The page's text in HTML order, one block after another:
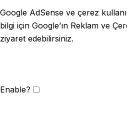
Google AdSense ve çerez
bilgi için Google’ın Reklam ve
ziyaret edebilirsiniz.
Enable?